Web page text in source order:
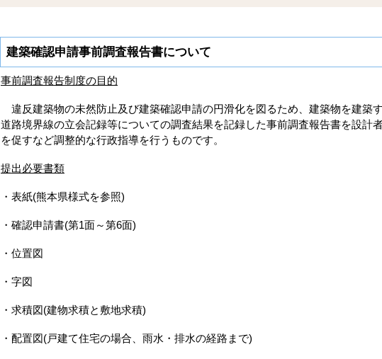
建築確認申請事前調査報告書について
事前調査報告制度の目的
違反建築物の未然防止及び建築確認申請の円滑化を図るため、建築物を建築
道路境界線の立会記録等についての調査結果を記録した事前調査報告書を設計
を促すなど調整的な行政指導を行うものです。
提出必要書類
・表紙(熊本県様式を参照)
・確認申請書(第1面～第6面)
・位置図
・字図
・求積図(建物求積と敷地求積)
・配置図(戸建て住宅の場合、雨水・排水の経路まで)